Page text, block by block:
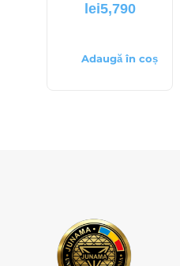
lei5,790
Adaugă în coș